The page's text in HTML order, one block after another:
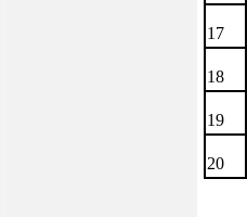
17
18
19
20